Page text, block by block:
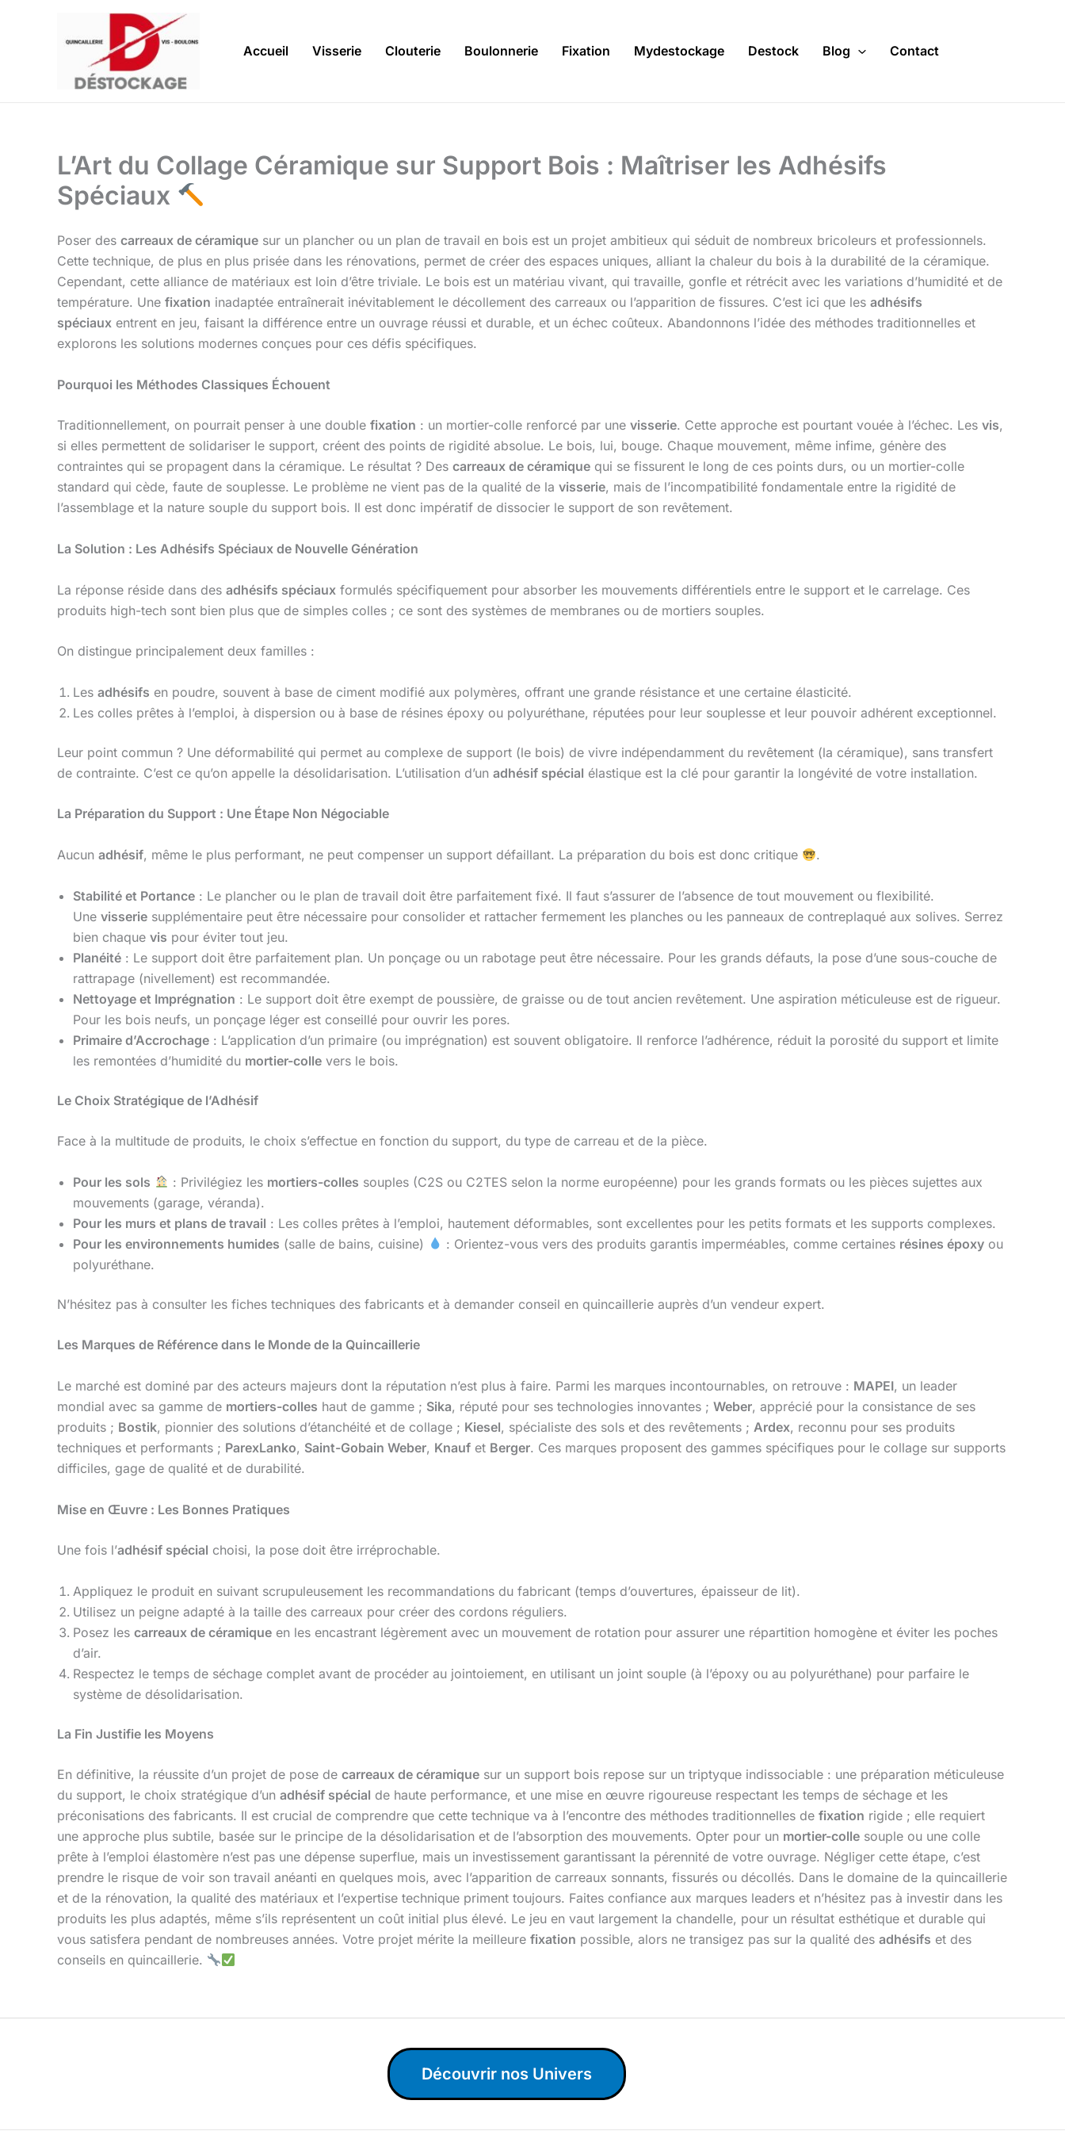
Accueil Visserie Clouterie Boulonnerie Fixation Mydestockage Destock Blog Contact
L’Art du Collage Céramique sur Support Bois : Maîtriser les Adhésifs
Spéciaux
Poser des carreaux de céramique sur un plancher ou un plan de travail en bois est un projet ambitieux qui séduit de nombreux bricoleurs et professionnels.
Cette technique, de plus en plus prisée dans les rénovations, permet de créer des espaces uniques, alliant la chaleur du bois à la durabilité de la céramique.
Cependant, cette alliance de matériaux est loin d’être triviale. Le bois est un matériau vivant, qui travaille, gonfle et rétrécit avec les variations d’humidité et de
température. Une fixation inadaptée entraînerait inévitablement le décollement des carreaux ou l’apparition de fissures. C’est ici que les adhésifs
spéciaux entrent en jeu, faisant la différence entre un ouvrage réussi et durable, et un échec coûteux. Abandonnons l’idée des méthodes traditionnelles et
explorons les solutions modernes conçues pour ces défis spécifiques.
Pourquoi les Méthodes Classiques Échouent
Traditionnellement, on pourrait penser à une double fixation : un mortier-colle renforcé par une visserie. Cette approche est pourtant vouée à l’échec. Les vis,
si elles permettent de solidariser le support, créent des points de rigidité absolue. Le bois, lui, bouge. Chaque mouvement, même infime, génère des
contraintes qui se propagent dans la céramique. Le résultat ? Des carreaux de céramique qui se fissurent le long de ces points durs, ou un mortier-colle
standard qui cède, faute de souplesse. Le problème ne vient pas de la qualité de la visserie, mais de l’incompatibilité fondamentale entre la rigidité de
l’assemblage et la nature souple du support bois. Il est donc impératif de dissocier le support de son revêtement.
La Solution : Les Adhésifs Spéciaux de Nouvelle Génération
La réponse réside dans des adhésifs spéciaux formulés spécifiquement pour absorber les mouvements différentiels entre le support et le carrelage. Ces
produits high-tech sont bien plus que de simples colles ; ce sont des systèmes de membranes ou de mortiers souples.
On distingue principalement deux familles :
Les adhésifs en poudre, souvent à base de ciment modifié aux polymères, offrant une grande résistance et une certaine élasticité.
Les colles prêtes à l’emploi, à dispersion ou à base de résines époxy ou polyuréthane, réputées pour leur souplesse et leur pouvoir adhérent exceptionnel.
Leur point commun ? Une déformabilité qui permet au complexe de support (le bois) de vivre indépendamment du revêtement (la céramique), sans transfert
de contrainte. C’est ce qu’on appelle la désolidarisation. L’utilisation d’un adhésif spécial élastique est la clé pour garantir la longévité de votre installation.
La Préparation du Support : Une Étape Non Négociable
Aucun adhésif, même le plus performant, ne peut compenser un support défaillant. La préparation du bois est donc critique .
Stabilité et Portance : Le plancher ou le plan de travail doit être parfaitement fixé. Il faut s’assurer de l’absence de tout mouvement ou flexibilité.
Une visserie supplémentaire peut être nécessaire pour consolider et rattacher fermement les planches ou les panneaux de contreplaqué aux solives. Serrez
bien chaque vis pour éviter tout jeu.
Planéité : Le support doit être parfaitement plan. Un ponçage ou un rabotage peut être nécessaire. Pour les grands défauts, la pose d’une sous-couche de
rattrapage (nivellement) est recommandée.
Nettoyage et Imprégnation : Le support doit être exempt de poussière, de graisse ou de tout ancien revêtement. Une aspiration méticuleuse est de rigueur.
Pour les bois neufs, un ponçage léger est conseillé pour ouvrir les pores.
Primaire d’Accrochage : L’application d’un primaire (ou imprégnation) est souvent obligatoire. Il renforce l’adhérence, réduit la porosité du support et limite
les remontées d’humidité du mortier-colle vers le bois.
Le Choix Stratégique de l’Adhésif
Face à la multitude de produits, le choix s’effectue en fonction du support, du type de carreau et de la pièce.
Pour les sols : Privilégiez les mortiers-colles souples (C2S ou C2TES selon la norme européenne) pour les grands formats ou les pièces sujettes aux
mouvements (garage, véranda).
Pour les murs et plans de travail : Les colles prêtes à l’emploi, hautement déformables, sont excellentes pour les petits formats et les supports complexes.
Pour les environnements humides (salle de bains, cuisine) : Orientez-vous vers des produits garantis imperméables, comme certaines résines époxy ou
polyuréthane.
N’hésitez pas à consulter les fiches techniques des fabricants et à demander conseil en quincaillerie auprès d’un vendeur expert.
Les Marques de Référence dans le Monde de la Quincaillerie
Le marché est dominé par des acteurs majeurs dont la réputation n’est plus à faire. Parmi les marques incontournables, on retrouve : MAPEI, un leader
mondial avec sa gamme de mortiers-colles haut de gamme ; Sika, réputé pour ses technologies innovantes ; Weber, apprécié pour la consistance de ses
produits ; Bostik, pionnier des solutions d’étanchéité et de collage ; Kiesel, spécialiste des sols et des revêtements ; Ardex, reconnu pour ses produits
techniques et performants ; ParexLanko, Saint-Gobain Weber, Knauf et Berger. Ces marques proposent des gammes spécifiques pour le collage sur supports
difficiles, gage de qualité et de durabilité.
Mise en Œuvre : Les Bonnes Pratiques
Une fois l’adhésif spécial choisi, la pose doit être irréprochable.
Appliquez le produit en suivant scrupuleusement les recommandations du fabricant (temps d’ouvertures, épaisseur de lit).
Utilisez un peigne adapté à la taille des carreaux pour créer des cordons réguliers.
Posez les carreaux de céramique en les encastrant légèrement avec un mouvement de rotation pour assurer une répartition homogène et éviter les poches
d’air.
Respectez le temps de séchage complet avant de procéder au jointoiement, en utilisant un joint souple (à l’époxy ou au polyuréthane) pour parfaire le
système de désolidarisation.
La Fin Justifie les Moyens
En définitive, la réussite d’un projet de pose de carreaux de céramique sur un support bois repose sur un triptyque indissociable : une préparation méticuleuse
du support, le choix stratégique d’un adhésif spécial de haute performance, et une mise en œuvre rigoureuse respectant les temps de séchage et les
préconisations des fabricants. Il est crucial de comprendre que cette technique va à l’encontre des méthodes traditionnelles de fixation rigide ; elle requiert
une approche plus subtile, basée sur le principe de la désolidarisation et de l’absorption des mouvements. Opter pour un mortier-colle souple ou une colle
prête à l’emploi élastomère n’est pas une dépense superflue, mais un investissement garantissant la pérennité de votre ouvrage. Négliger cette étape, c’est
prendre le risque de voir son travail anéanti en quelques mois, avec l’apparition de carreaux sonnants, fissurés ou décollés. Dans le domaine de la quincaillerie
et de la rénovation, la qualité des matériaux et l’expertise technique priment toujours. Faites confiance aux marques leaders et n’hésitez pas à investir dans les
produits les plus adaptés, même s’ils représentent un coût initial plus élevé. Le jeu en vaut largement la chandelle, pour un résultat esthétique et durable qui
vous satisfera pendant de nombreuses années. Votre projet mérite la meilleure fixation possible, alors ne transigez pas sur la qualité des adhésifs et des
conseils en quincaillerie.
Découvrir nos Univers